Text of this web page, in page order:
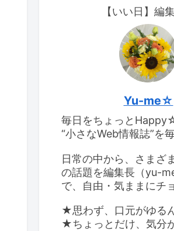
【いい日】編
Yu-me☆
毎日をちょっと
“小さなWeb情報誌”を
日常の中から、さまざ
の話題を編集長（yu-
で、自由・気ままにチ
★思わず、口元がゆる
★ちょっとだけ、気分